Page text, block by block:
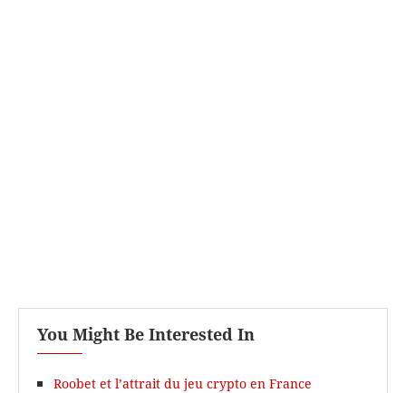
You Might Be Interested In
Roobet et l’attrait du jeu crypto en France